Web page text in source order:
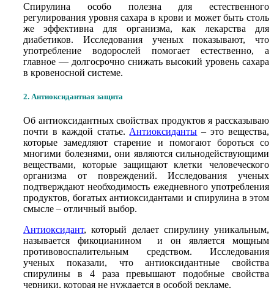
Спирулина особо полезна для естественного
регулирования уровня сахара в крови и может быть столь
же эффективна для организма, как лекарства для
диабетиков. Исследования ученых показывают, что
употребление водорослей помогает естественно, а
главное — долгосрочно снижать высокий уровень сахара
в кровеносной системе.
2. Антиоксидантная защита
Об антиоксидантных свойствах продуктов я рассказываю
почти в каждой статье. Антиоксиданты – это вещества,
которые замедляют старение и помогают бороться со
многими болезнями, они являются сильнодействующими
веществами, которые защищают клетки человеческого
организма от повреждений. Исследования ученых
подтверждают необходимость ежедневного употребления
продуктов, богатых антиоксидантами и спирулина в этом
смысле – отличный выбор.
Антиоксидант, который делает спирулину уникальным,
называется фикоцианином и он является мощным
противовоспалительным средством. Исследования
ученых показали, что антиоксидантные свойства
спирулины в 4 раза превышают подобные свойства
черники, которая не нуждается в особой рекламе.